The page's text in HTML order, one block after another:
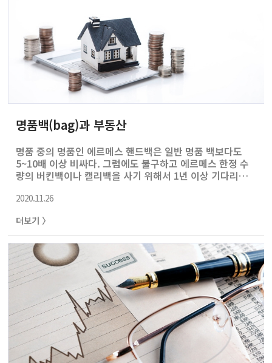
명품백(bag)과 부동산
명품 중의 명품인 에르메스 핸드백은 일반 명품 백보다도
5~10배 이상 비싸다. 그럼에도 불구하고 에르메스 한정 수
량의 버킨백이나 캘리백을 사기 위해서 1년 이상 기다리는
소성 관리를 통해 수십 년간 최고의 자리에 있어왔고, 가격
포인트는 희소성 관리이다. 대중들이 아무나 살 수 없게, 사
기 힘들게 수량도 제한하고 가격도 높여서 물건을 구매하면
서 다른 사람과 차별화된 자부심을 만족시켜주는 것이다.
최근 에르메스 같은 사기업이 아닌 국가가 재건축 규제를
통해 서울 아파트의 수량도 제한하고 양도세 증세 등으로
이주 환경도 어렵게 하면서, 우수한 교육환경과 다양한 편
리성을 가진 좋은 위치의 아파..
2020.11.26
더보기 〉